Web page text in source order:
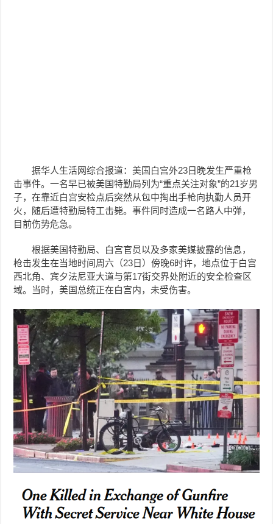
据华人生活网综合报道：美国白宫外23日晚发生严重枪
击事件。一名早已被美国特勤局列为“重点关注对象”的21岁男
子，在靠近白宫安检点后突然从包中掏出手枪向执勤人员开
火，随后遭特勤局特工击毙。事件同时造成一名路人中弹，
目前伤势危急。
根据美国特勤局、白宫官员以及多家美媒披露的信息，
枪击发生在当地时间周六（23日）傍晚6时许，地点位于白宫
西北角、宾夕法尼亚大道与第17街交界处附近的安全检查区
域。当时，美国总统正在白宫内，未受伤害。